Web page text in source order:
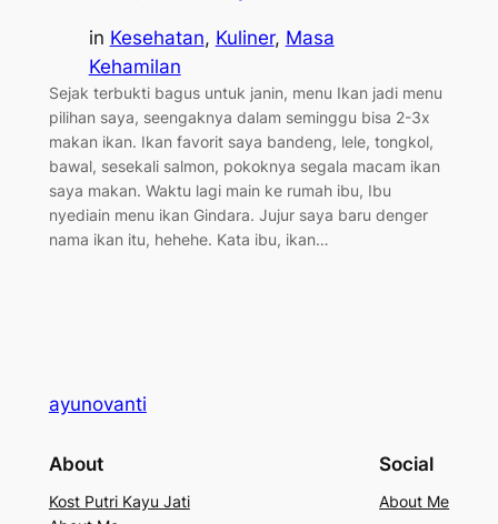
in Kesehatan, Kuliner, Masa
Kehamilan
Sejak terbukti bagus untuk janin, menu Ikan jadi menu
pilihan saya, seengaknya dalam seminggu bisa 2-3x
makan ikan. Ikan favorit saya bandeng, lele, tongkol,
bawal, sesekali salmon, pokoknya segala macam ikan
saya makan. Waktu lagi main ke rumah ibu, Ibu
nyediain menu ikan Gindara. Jujur saya baru denger
nama ikan itu, hehehe. Kata ibu, ikan…
ayunovanti
About
Kost Putri Kayu Jati
Social
About Me